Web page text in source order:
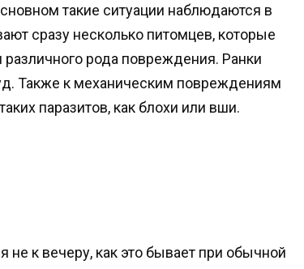
такие ситуации наблюдаются в
сразу несколько питомцев, которые
рода повреждения. Ранки
Также к механическим повреждениям
паразитов, как блохи или вши.
к вечеру, как это бывает при обычной